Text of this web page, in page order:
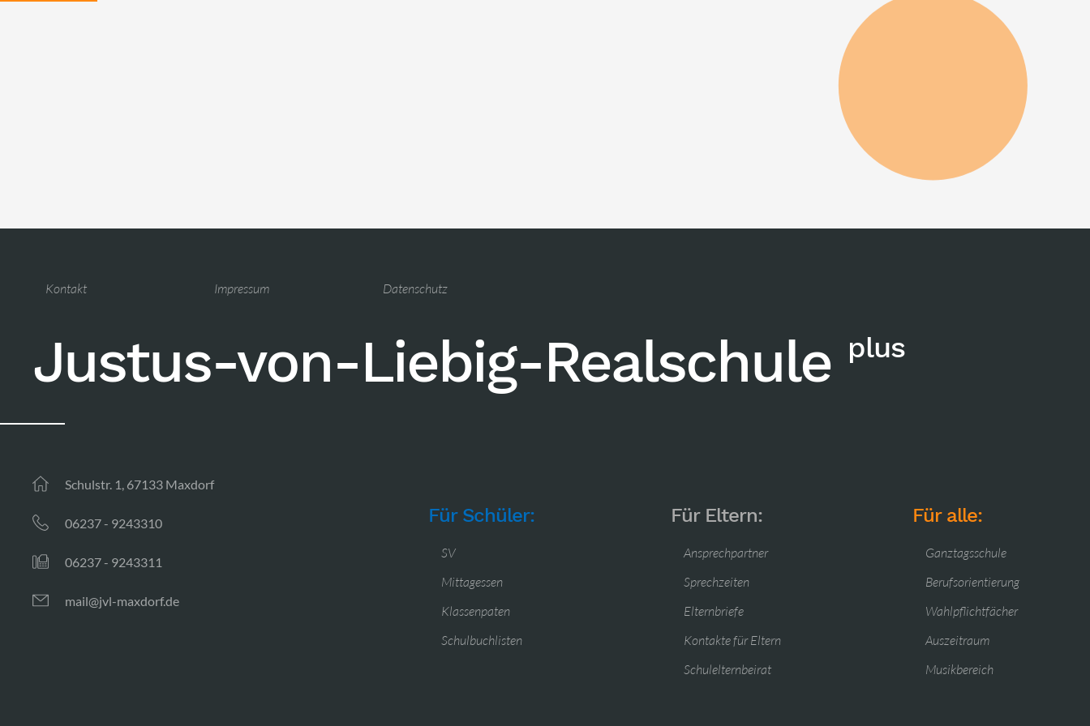
Kontakt Impressum Datenschutz
Justus-von-Liebig-Realschule plus
Schulstr. 1, 67133 Maxdorf
06237 - 9243310
06237 - 9243311
mail@jvl-maxdorf.de
Für Schüler:
SV
Mittagessen
Klassenpaten
Schulbuchlisten
Für Eltern:
Ansprechpartner
Sprechzeiten
Elternbriefe
Kontakte für Eltern
Schulelternbeirat
Für alle:
Ganztagsschule
Berufsorientierung
Wahlpflichtfächer
Auszeitraum
Musikbereich